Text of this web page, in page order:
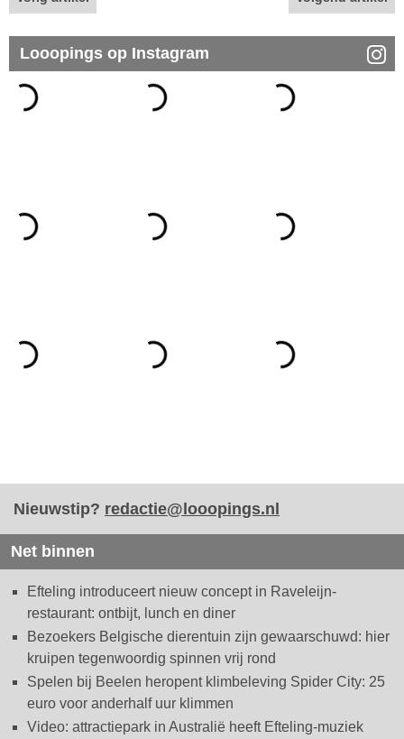
Looopings op Instagram
Nieuwstip? redactie@looopings.nl
Net binnen
Efteling introduceert nieuw concept in Raveleijn-
restaurant: ontbijt, lunch en diner
Bezoekers Belgische dierentuin zijn gewaarschuwd: hier
kruipen tegenwoordig spinnen vrij rond
Spelen bij Beelen heropent klimbeleving Spider City: 25
euro voor anderhalf uur klimmen
Video: attractiepark in Australië heeft Efteling-muziek